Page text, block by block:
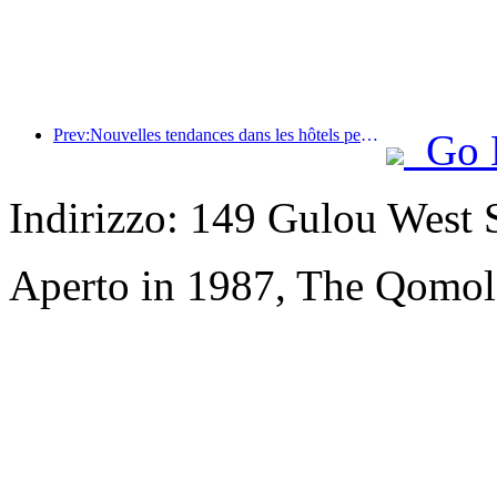
Prev:Nouvelles tendances dans les hôtels pendant la fête nationale 2024 : les post-00 portent le Hanfu et séjournent dans la « State Guesthouse » pour boire du thé et apprendre la calligraphie afin de démontrer leur confiance culturelle
Go
Indirizzo: 149 Gulou West
Aperto in 1987, The